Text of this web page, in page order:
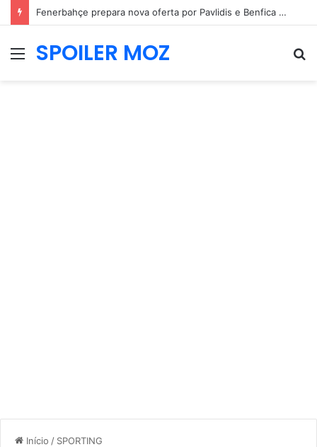
Fenerbahçe prepara nova oferta por Pavlidis e Benfica mantém posição firme
MenuSPOILER MOZ
Início / SPORTING